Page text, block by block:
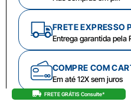
FRETE EXPRESSO
Entrega garantida pela
COMPRE COM
Em até 12X sem juros
FRETE GRÁTIS Consulte*